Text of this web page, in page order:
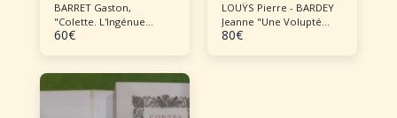
BARRET Gaston,
"Colette. L'Ingénue
libertine"
60€
LOUŸS Pierre - BARDEY
Jeanne "Une Volupté
nouvelle"
80€